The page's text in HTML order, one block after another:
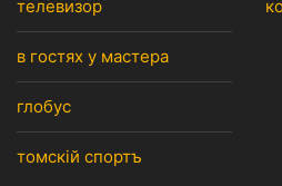
телевизор
в гостях у мастера
глобус
томскiй спортъ